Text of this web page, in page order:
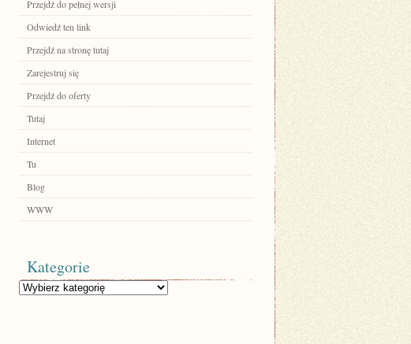
Przejdź do pełnej wersji
Odwiedź ten link
Przejdź na stronę tutaj
Zarejestruj się
Przejdź do oferty
Tutaj
Internet
Tu
Blog
WWW
Kategorie
Kategorie